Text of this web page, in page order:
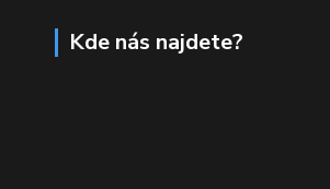
Kde nás najdete?